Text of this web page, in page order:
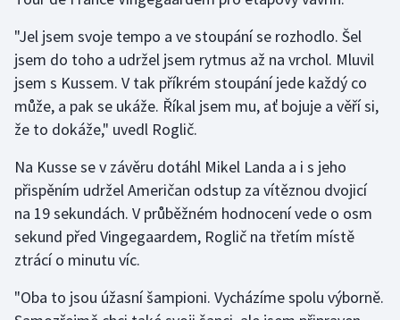
Triatlon
Veslování
Vodní slalom
Volejbal
Ostatní
"Jel jsem svoje tempo a ve stoupání se rozhodlo. Šel
jsem do toho a udržel jsem rytmus až na vrchol. Mluvil
jsem s Kussem. V tak příkrém stoupání jede každý co
může, a pak se ukáže. Říkal jsem mu, ať bojuje a věří si,
že to dokáže," uvedl Roglič.
Na Kusse se v závěru dotáhl Mikel Landa a i s jeho
přispěním udržel Američan odstup za vítěznou dvojicí
na 19 sekundách. V průběžném hodnocení vede o osm
sekund před Vingegaardem, Roglič na třetím místě
ztrácí o minutu víc.
"Oba to jsou úžasní šampioni. Vycházíme spolu výborně.